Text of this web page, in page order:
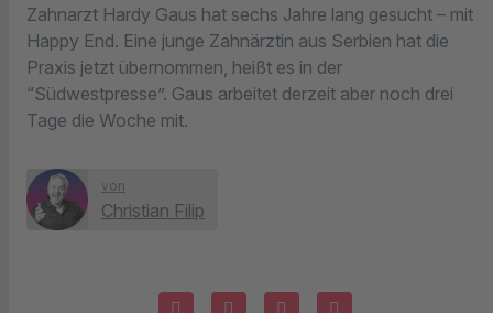
Zahnarzt Hardy Gaus hat sechs Jahre lang gesucht – mit
Happy End. Eine junge Zahnärztin aus Serbien hat die
Praxis jetzt übernommen, heißt es in der
“Südwestpresse”. Gaus arbeitet derzeit aber noch drei
Tage die Woche mit.
von
Christian Filip